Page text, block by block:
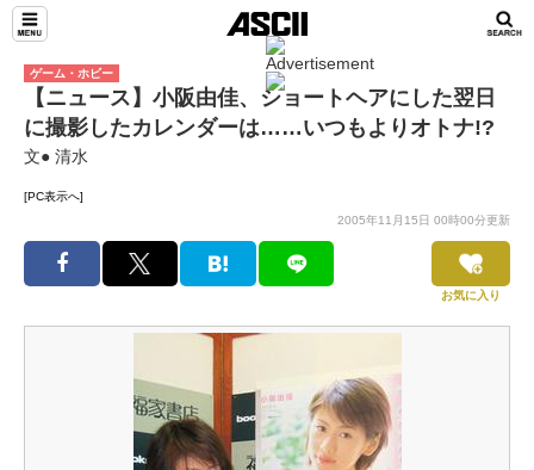
ゲーム・ホビー
【ニュース】小阪由佳、ショートヘアにした翌日
に撮影したカレンダーは……いつもよりオトナ!?
文● 清水
[PC表示へ]
2005年11月15日 00時00分更新
お気に入り